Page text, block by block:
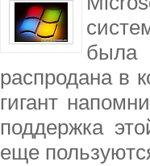
была
распродана в
гигант
поддержка
еще